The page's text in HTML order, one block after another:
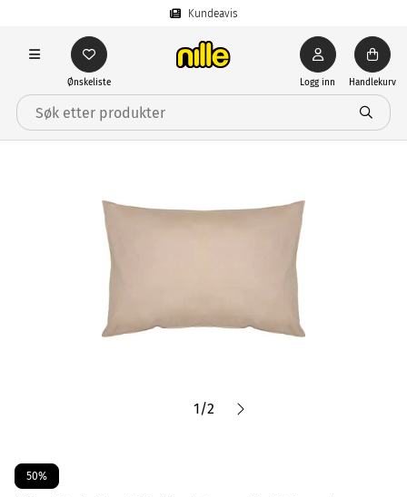
Kundeavis
Ønskeliste Logg inn Handlekurv
1/2
50%